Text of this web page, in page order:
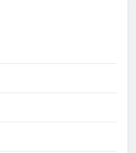
JELENTÉSE
JELENTÉSE